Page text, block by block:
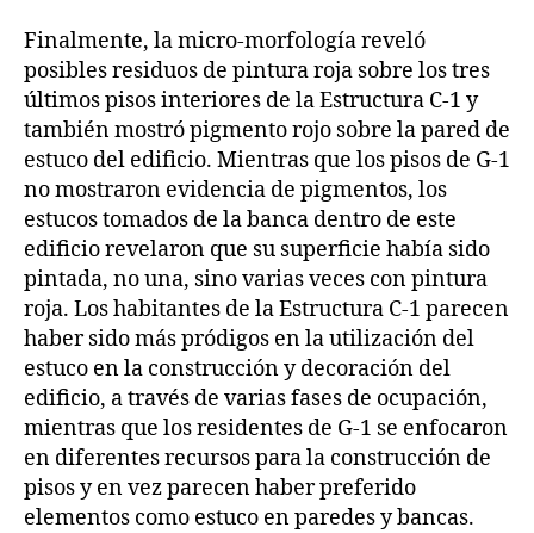
Finalmente, la micro-morfología reveló
posibles residuos de pintura roja sobre los tres
últimos pisos interiores de la Estructura C-1 y
también mostró pigmento rojo sobre la pared de
estuco del edificio. Mientras que los pisos de G-1
no mostraron evidencia de pigmentos, los
estucos tomados de la banca dentro de este
edificio revelaron que su superficie había sido
pintada, no una, sino varias veces con pintura
roja. Los habitantes de la Estructura C-1 parecen
haber sido más pródigos en la utilización del
estuco en la construcción y decoración del
edificio, a través de varias fases de ocupación,
mientras que los residentes de G-1 se enfocaron
en diferentes recursos para la construcción de
pisos y en vez parecen haber preferido
elementos como estuco en paredes y bancas.